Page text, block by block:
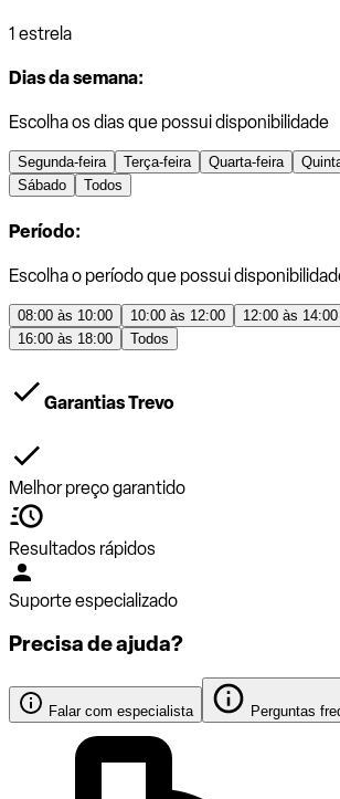
1 estrela
Dias da semana:
Escolha os dias que possui disponibilidade
Segunda-feira Terça-feira Quarta-feira
Sábado
Todos
Período:
Escolha o período que possui
08:00 às 10:00 10:00 às 12:00 12:00 às 14:00
16:00 às 18:00
Todos
Garantias Trevo
Melhor preço garantido
Resultados rápidos
Suporte especializado
Precisa de ajuda?
Falar com especialista Perguntas